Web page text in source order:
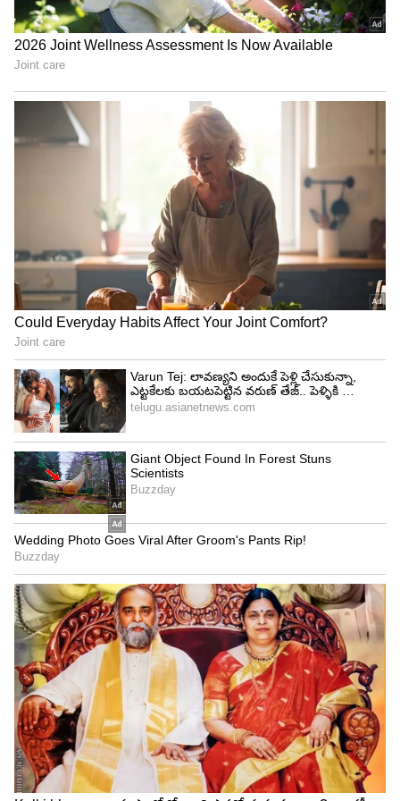
అయితే ఇస్మార్ట్ శంకర్ చిత్రం కాపీ అంటూ జై ఆకాష్ ఓ
సందర్భంలో మీడియా ముందుకు వచ్చారు. తాను నటించిన
'కొత్తగా ఉన్నాడు' చిత్రానికి ఇస్మార్ట్ శంకర్ మూవీ మక్కీకి
మక్కీ కాపీ అని ఆకాష్ ఆరోపిస్తున్నాడు. తాను ఇస్మార్ట్
శంకర్ సినిమా చూశానని ప్రతి సీన్ నా కథలోనిదే అని
ఆకాష్ అంటున్నాడు.
5
6
Puri Jagannadh
కేవలం పూరి జగన్నాధ్ బ్యాక్ డ్రాప్ మాత్రమే మార్చారు.
మిగతా మొత్తం అలాగే ఉంది. మీ కథ అయితే కోర్టుకి
వెళ్ళాలి కదా.. మీడియాకి వచ్చి ఎందుకు రచ్చ చేస్తున్నారు
అని యాంకర్ ప్రశ్నించగా.. నేను కోర్టుకి వెళితే ఇస్మార్ట్ శంకర్
అనే చిత్రం అసలు ఉండేదే కాదు అని తెలిపాడు. రిలీజ్ కి
ముందే నేను నోరు తెలిచి ఉంటే ఇస్మార్ట్ శంకర్ చిత్రం ఇంత
పెద్ద హిట్ అయి ఉండేది కాదు అని అన్నారు.